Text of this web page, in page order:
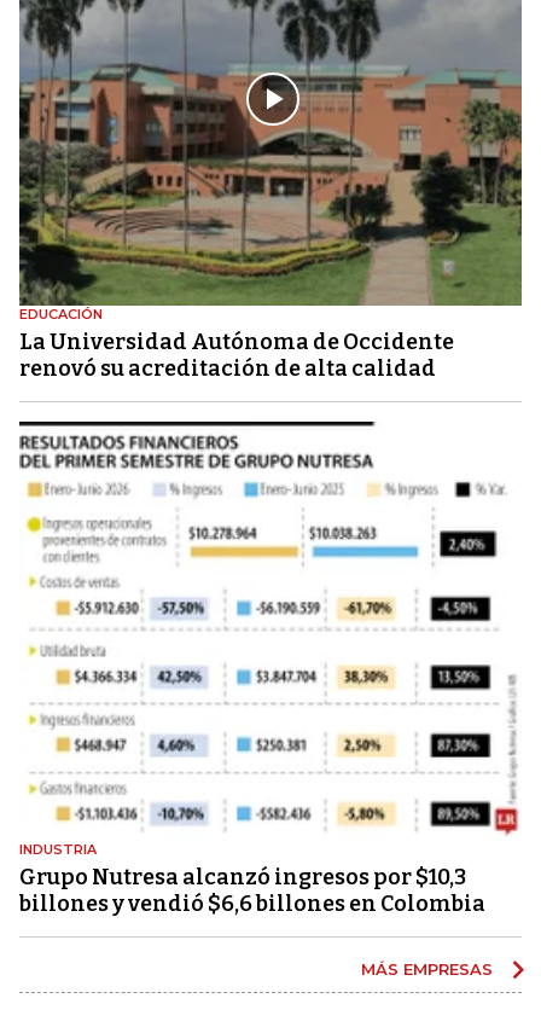
EDUCACIÓN
La Universidad Autónoma de Occidente
renovó su acreditación de alta calidad
INDUSTRIA
Grupo Nutresa alcanzó ingresos por $10,3
billones y vendió $6,6 billones en Colombia
MÁS EMPRESAS